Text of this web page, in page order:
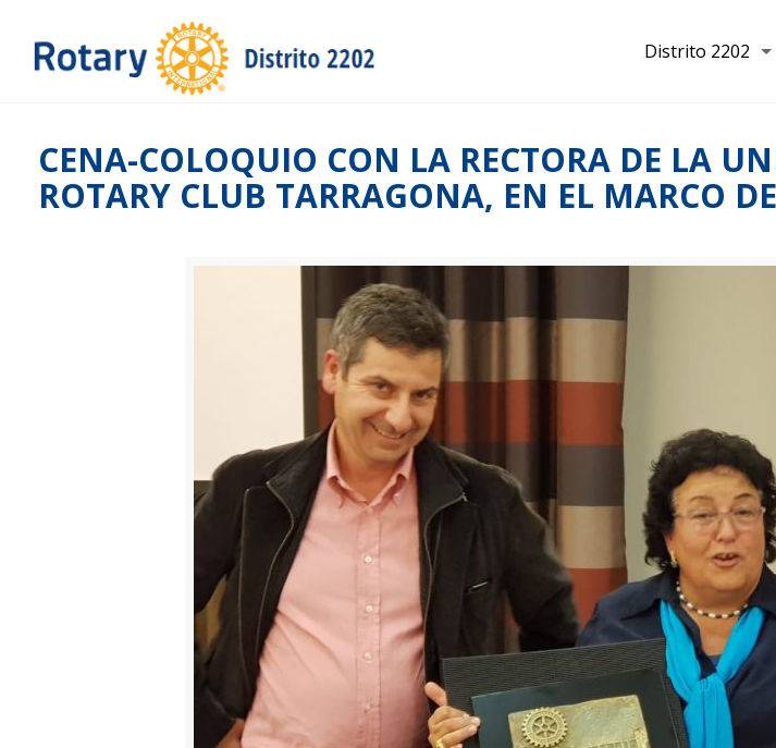
Distrito 2202
CENA-COLOQUIO CON LA RECTORA DE LA
ROTARY CLUB TARRAGONA, EN EL MARCO